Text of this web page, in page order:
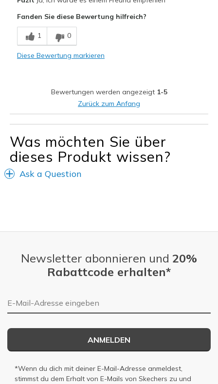
Breathe Well
Comfortable
Geeignete Verwendung
Casual Wear
Width
Feels true to width
Sizing
Feels true to size
View On Shoes
I'm Into Shoes
Fanden Sie diese Bewertung hilfreich?
1 0
Diese Bewertung markieren
Bewertungen werden angezeigt 1-5
Zurück zum Anfang
Was möchten Sie über
dieses Produkt wissen?
Ask a Question
Newsletter abonnieren und 20%
Rabattcode erhalten*
E-Mail-Adresse
ANMELDEN
*Wenn du dich mit deiner E-Mail-Adresse anmeldest,
stimmst du dem Erhalt von E-Mails von Skechers zu und